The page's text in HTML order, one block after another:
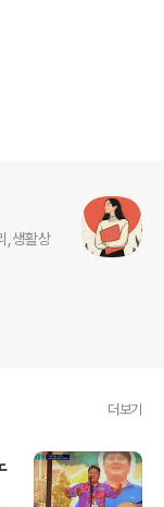
,생활상
더보기